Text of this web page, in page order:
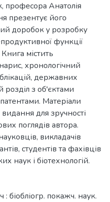
професора Анатолія
презентує його
доробок у розробку
функції
містить
хронологічний
державних
розділ з об'єктами
патентами. Матеріали
для зручності
поглядів автора.
викладачів
студентів та фахівців
наук і біотехнологій.
біобліогр. покажч. наук.